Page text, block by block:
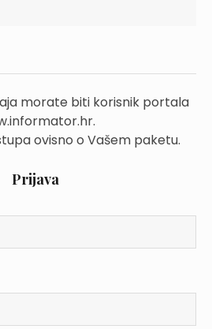
morate biti korisnik portala
ovisno o Vašem paketu.
Prijava